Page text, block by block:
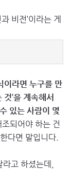
비전’이라는 게
이라면 누구를 만
’을 계속해서
있는 사람이 몇
되어야 하는 건
다면 말입니다.
고 하셨는데,